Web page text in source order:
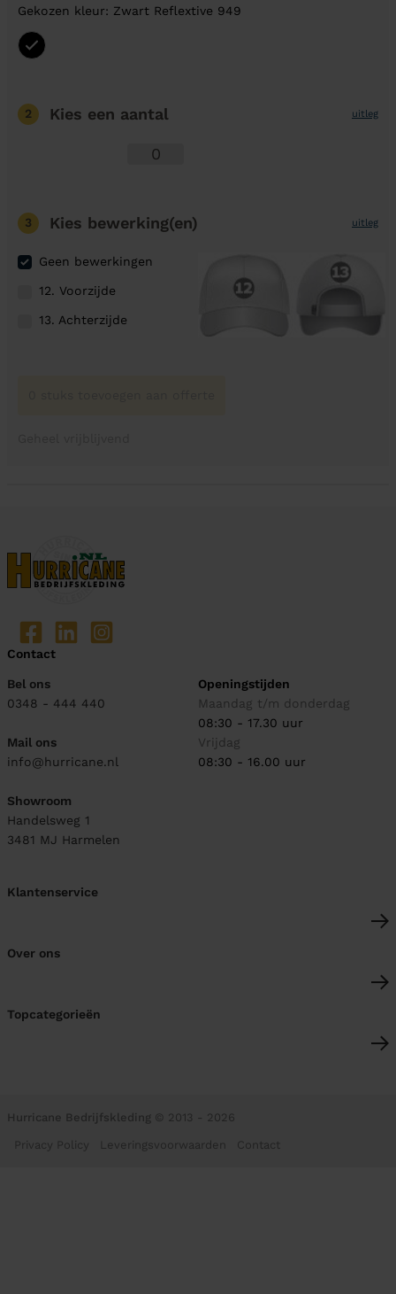
Gekozen kleur: Zwart Reflextive 949
2 Kies een aantal uitleg
3 Kies bewerking(en) uitleg
Geen bewerkingen
12. Voorzijde
13. Achterzijde
Contact
Bel ons
0348 - 444 440
Mail ons
info@hurricane.nl
Showroom
Handelsweg 1
3481 MJ Harmelen
Openingstijden
Maandag t/m donderdag
08:30 - 17.30 uur
Vrijdag
08:30 - 16.00 uur
Klantenservice
Over ons
Topcategorieën
Hurricane Bedrijfskleding © 2013 - 2026
Privacy Policy Leveringsvoorwaarden Contact